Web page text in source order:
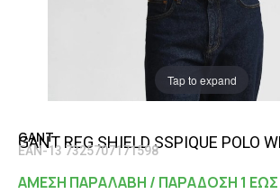
Tap to expand
GANT
GANT REG SHIELD SSPIQUE POLO
EAN-13 7325707171598
ΑΜΕΣΗ ΠΑΡΑΛΑΒΗ / ΠΑΡΑΔΟΣΗ 1 ΕΩΣ